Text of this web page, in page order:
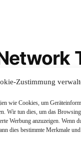
Zustimmung
wie Cookies, um
Wir tun dies, um das
Werbung anzuzeigen. Wenn
dies bestimmte Merkmale